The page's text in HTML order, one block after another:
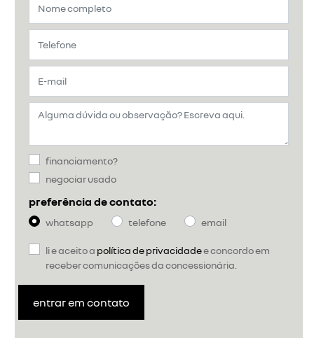
financiamento?
negociar usado
preferência de contato:
whatsapp telefone email
li e aceito a política de privacidadee concordo em
receber comunicações da concessionária.
entrar em contato